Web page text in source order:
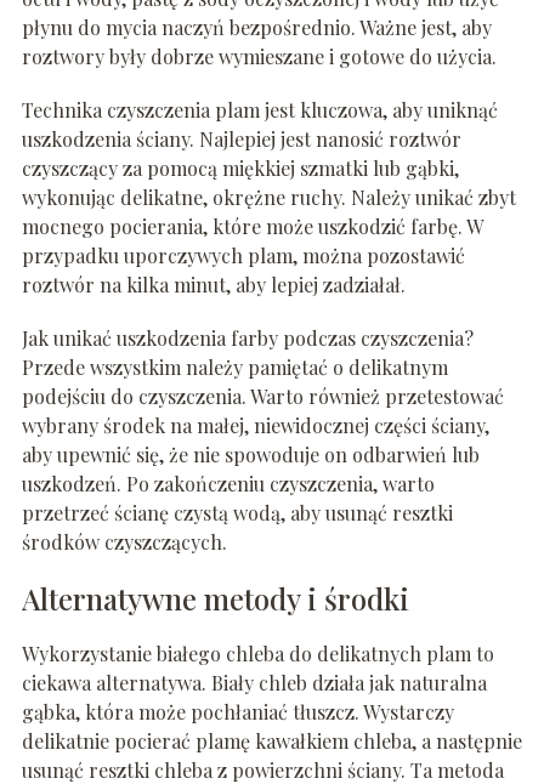
płynu do mycia naczyń bezpośrednio. Ważne jest, aby
roztwory były dobrze wymieszane i gotowe do użycia.
Technika czyszczenia plam jest kluczowa, aby uniknąć
uszkodzenia ściany. Najlepiej jest nanosić roztwór
czyszczący za pomocą miękkiej szmatki lub gąbki,
wykonując delikatne, okrężne ruchy. Należy unikać zbyt
mocnego pocierania, które może uszkodzić farbę. W
przypadku uporczywych plam, można pozostawić
roztwór na kilka minut, aby lepiej zadziałał.
Jak unikać uszkodzenia farby podczas czyszczenia?
Przede wszystkim należy pamiętać o delikatnym
podejściu do czyszczenia. Warto również przetestować
wybrany środek na małej, niewidocznej części ściany,
aby upewnić się, że nie spowoduje on odbarwień lub
uszkodzeń. Po zakończeniu czyszczenia, warto
przetrzeć ścianę czystą wodą, aby usunąć resztki
środków czyszczących.
Alternatywne metody i środki
Wykorzystanie białego chleba do delikatnych plam to
ciekawa alternatywa. Biały chleb działa jak naturalna
gąbka, która może pochłaniać tłuszcz. Wystarczy
delikatnie pocierać plamę kawałkiem chleba, a następnie
usunąć resztki chleba z powierzchni ściany. Ta metoda